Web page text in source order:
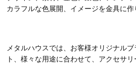
カラフルな色展開、イメージを金具に作
メタルハウスでは、お客様オリジナル
ト、様々な用途に合わせて、アクセサ